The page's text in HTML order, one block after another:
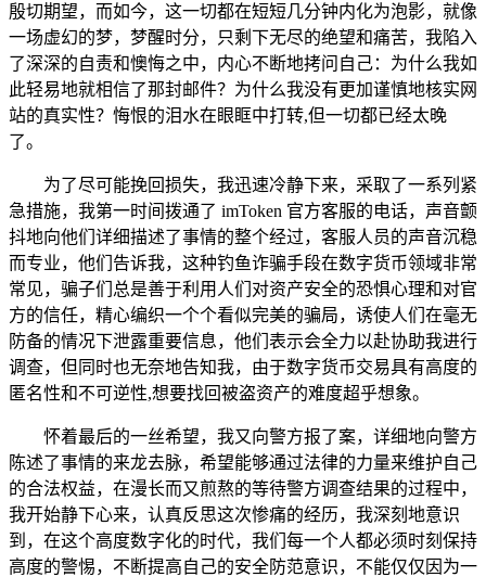
殷切期望，而如今，这一切都在短短几分钟内化为泡影，就像
一场虚幻的梦，梦醒时分，只剩下无尽的绝望和痛苦，我陷入
了深深的自责和懊悔之中，内心不断地拷问自己：为什么我如
此轻易地就相信了那封邮件？为什么我没有更加谨慎地核实网
站的真实性？悔恨的泪水在眼眶中打转,但一切都已经太晚
了。
为了尽可能挽回损失，我迅速冷静下来，采取了一系列紧
急措施，我第一时间拨通了 imToken 官方客服的电话，声音颤
抖地向他们详细描述了事情的整个经过，客服人员的声音沉稳
而专业，他们告诉我，这种钓鱼诈骗手段在数字货币领域非常
常见，骗子们总是善于利用人们对资产安全的恐惧心理和对官
方的信任，精心编织一个个看似完美的骗局，诱使人们在毫无
防备的情况下泄露重要信息，他们表示会全力以赴协助我进行
调查，但同时也无奈地告知我，由于数字货币交易具有高度的
匿名性和不可逆性,想要找回被盗资产的难度超乎想象。
怀着最后的一丝希望，我又向警方报了案，详细地向警方
陈述了事情的来龙去脉，希望能够通过法律的力量来维护自己
的合法权益，在漫长而又煎熬的等待警方调查结果的过程中，
我开始静下心来，认真反思这次惨痛的经历，我深刻地意识
到，在这个高度数字化的时代，我们每一个人都必须时刻保持
高度的警惕，不断提高自己的安全防范意识，不能仅仅因为一